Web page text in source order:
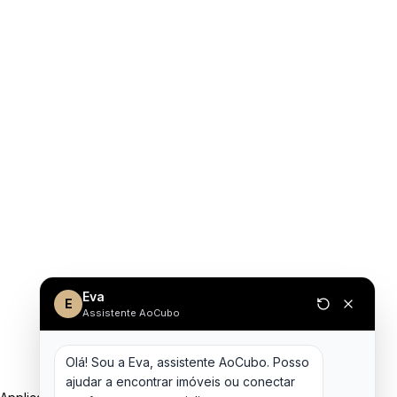
E Eva
Assistente AoCubo
Olá! Sou a Eva, assistente AoCubo. Posso
ajudar a encontrar imóveis ou conectar